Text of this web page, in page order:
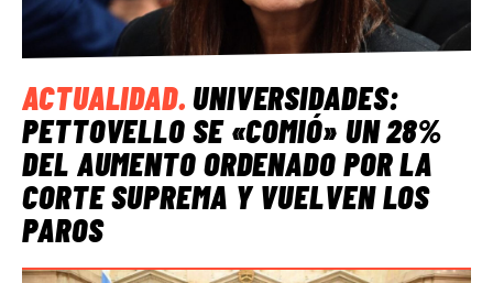
ACTUALIDAD.UNIVERSIDADES:
PETTOVELLO SE «COMIÓ» UN 28%
DEL AUMENTO ORDENADO POR LA
CORTE SUPREMA Y VUELVEN LOS
PAROS